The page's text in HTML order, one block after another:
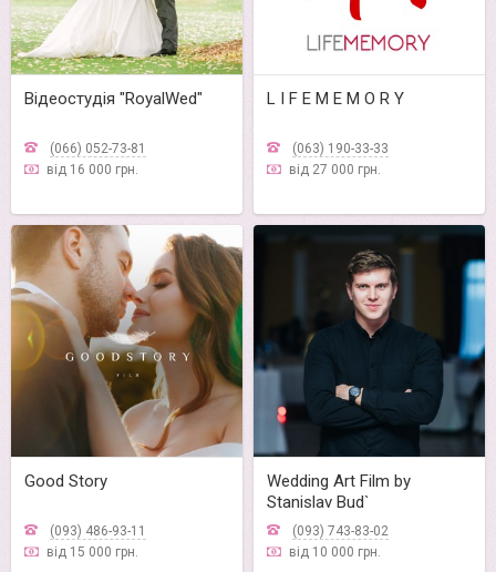
Відеостудія "RoyalWed"
(066) 052-73-81
від 16 000 грн.
L I F E M E M O R Y
(063) 190-33-33
від 27 000 грн.
Good Story
(093) 486-93-11
від 15 000 грн.
Wedding Art Film by
Stanislav Bud`
(093) 743-83-02
від 10 000 грн.